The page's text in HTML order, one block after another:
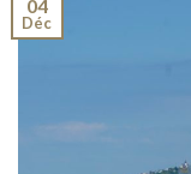
04
Déc